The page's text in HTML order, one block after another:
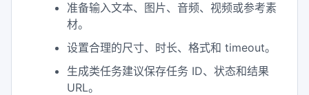
准备输入文本、图片、音频、视频或参考素
材。
设置合理的尺寸、时长、格式和 timeout。
生成类任务建议保存任务 ID、状态和结果
URL。